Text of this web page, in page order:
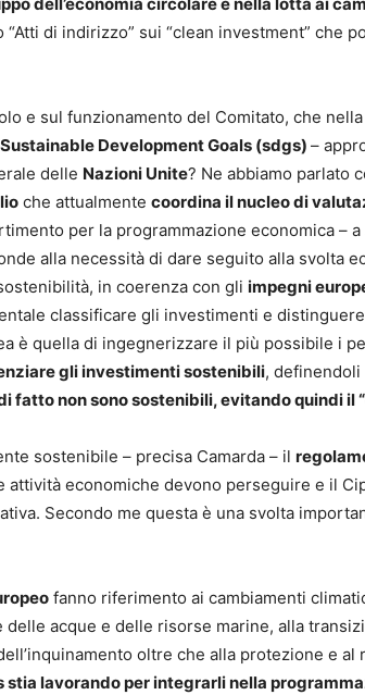
di indirizzo” sui “clean investment” che
e sul funzionamento del Comitato, che
Development Goals (sdgs) –
delle Nazioni Unite? Ne abbiamo parlato
che attualmente coordina il nucleo di
per la programmazione economica –
alla necessità di dare seguito alla svolta
in coerenza con gli impegni
classificare gli investimenti e
è quella di ingegnerizzare il più possibile i
gli investimenti sostenibili, definendoli
fatto non sono sostenibili, evitando quindi il
sostenibile – precisa Camarda – il
economiche devono perseguire e il
Secondo me questa è una svolta
fanno riferimento ai cambiamenti
acque e delle risorse marine, alla
oltre che alla protezione e al
stia lavorando per integrarli nella